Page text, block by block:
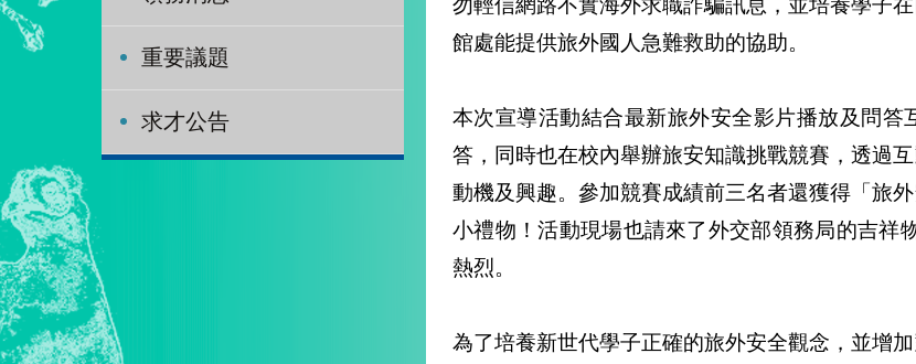
重要議題
求才公告
館處能提供旅外國人急難救助的協助。
本次宣導活動結合最新旅外安全影片播放及問
答，同時也在校內舉辦旅安知識挑戰競賽，透過
動機及興趣。參加競賽成績前三名者還獲得「旅
小禮物！活動現場也請來了外交部領務局的吉
熱烈。
為了培養新世代學子正確的旅外安全觀念，並增